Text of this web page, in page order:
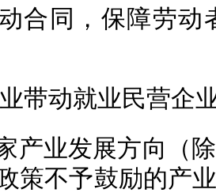
合同，保障劳
业带动就业民营企
产业发展方向（
策不予鼓励的产